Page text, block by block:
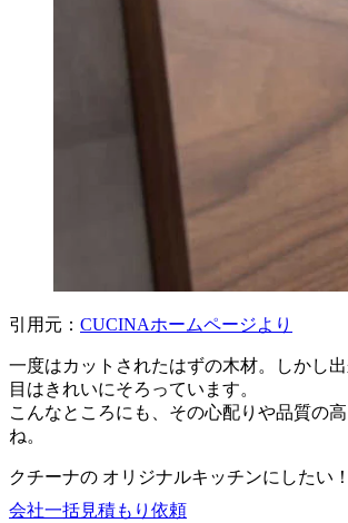
引用元： CUCINAホームページより
一度はカットされたはずの木材。しかし
目はきれいにそろっています。
こんなところにも、その心配りや品質の
ね。
クチーナの オリジナルキッチンにしたい！
会社一括見積もり依頼